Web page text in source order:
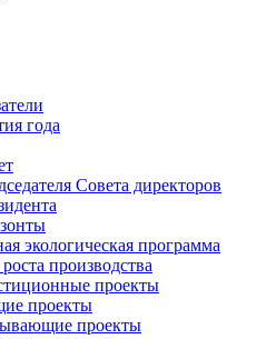
года
Совета директоров
экологическая программа
производства
проекты
проекты
проекты